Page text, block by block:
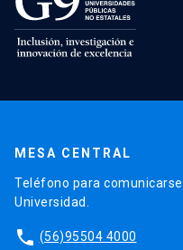
MESA CENTRAL
Teléfono para
Universidad.
phone (56)95504 4000